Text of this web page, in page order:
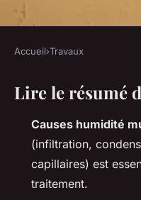
Top
l'humidité
efficacement
Auberte 02/04/2026 17:15
Accueil›Travaux
Lire le résumé
Causes humidité
(infiltration,
capillaires) est
traitement.